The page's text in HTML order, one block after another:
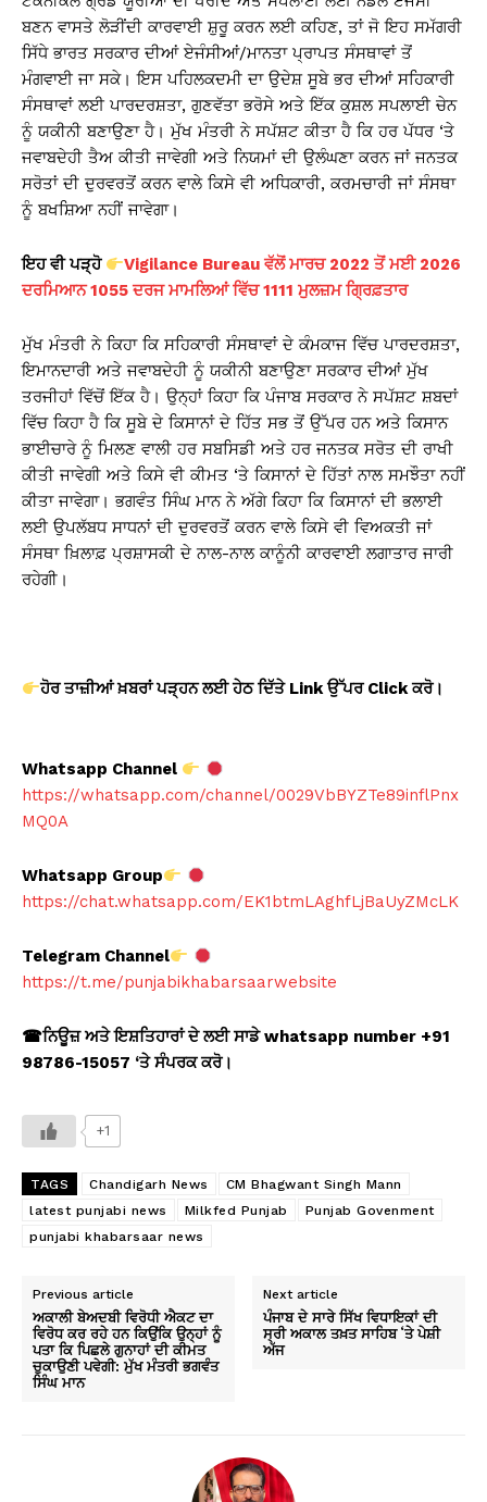
ਬਣਨ ਵਾਸਤੇ ਲੋੜੀਂਦੀ ਕਾਰਵਾਈ ਸ਼ੁਰੂ ਕਰਨ ਲਈ ਕਹਿਣ, ਤਾਂ ਜੋ ਇਹ ਸਮੱਗਰੀ
ਸਿੱਧੇ ਭਾਰਤ ਸਰਕਾਰ ਦੀਆਂ ਏਜੰਸੀਆਂ/ਮਾਨਤਾ ਪ੍ਰਾਪਤ ਸੰਸਥਾਵਾਂ ਤੋਂ
ਮੰਗਵਾਈ ਜਾ ਸਕੇ। ਇਸ ਪਹਿਲਕਦਮੀ ਦਾ ਉਦੇਸ਼ ਸੂਬੇ ਭਰ ਦੀਆਂ ਸਹਿਕਾਰੀ
ਸੰਸਥਾਵਾਂ ਲਈ ਪਾਰਦਰਸ਼ਤਾ, ਗੁਣਵੱਤਾ ਭਰੋਸੇ ਅਤੇ ਇੱਕ ਕੁਸ਼ਲ ਸਪਲਾਈ ਚੇਨ
ਨੂੰ ਯਕੀਨੀ ਬਣਾਉਣਾ ਹੈ। ਮੁੱਖ ਮੰਤਰੀ ਨੇ ਸਪੱਸ਼ਟ ਕੀਤਾ ਹੈ ਕਿ ਹਰ ਪੱਧਰ ‘ਤੇ
ਜਵਾਬਦੇਹੀ ਤੈਅ ਕੀਤੀ ਜਾਵੇਗੀ ਅਤੇ ਨਿਯਮਾਂ ਦੀ ਉਲੰਘਣਾ ਕਰਨ ਜਾਂ ਜਨਤਕ
ਸਰੋਤਾਂ ਦੀ ਦੁਰਵਰਤੋਂ ਕਰਨ ਵਾਲੇ ਕਿਸੇ ਵੀ ਅਧਿਕਾਰੀ, ਕਰਮਚਾਰੀ ਜਾਂ ਸੰਸਥਾ
ਨੂੰ ਬਖਸ਼ਿਆ ਨਹੀਂ ਜਾਵੇਗਾ।
ਇਹ ਵੀ ਪੜ੍ਹੋ
Vigilance Bureau ਵੱਲੋਂ ਮਾਰਚ 2022 ਤੋਂ ਮਈ 2026
ਦਰਮਿਆਨ 1055 ਦਰਜ ਮਾਮਲਿਆਂ ਵਿੱਚ 1111 ਮੁਲਜ਼ਮ ਗ੍ਰਿਫ਼ਤਾਰ
ਮੁੱਖ ਮੰਤਰੀ ਨੇ ਕਿਹਾ ਕਿ ਸਹਿਕਾਰੀ ਸੰਸਥਾਵਾਂ ਦੇ ਕੰਮਕਾਜ ਵਿੱਚ ਪਾਰਦਰਸ਼ਤਾ,
ਇਮਾਨਦਾਰੀ ਅਤੇ ਜਵਾਬਦੇਹੀ ਨੂੰ ਯਕੀਨੀ ਬਣਾਉਣਾ ਸਰਕਾਰ ਦੀਆਂ ਮੁੱਖ
ਤਰਜੀਹਾਂ ਵਿੱਚੋਂ ਇੱਕ ਹੈ। ਉਨ੍ਹਾਂ ਕਿਹਾ ਕਿ ਪੰਜਾਬ ਸਰਕਾਰ ਨੇ ਸਪੱਸ਼ਟ ਸ਼ਬਦਾਂ
ਵਿੱਚ ਕਿਹਾ ਹੈ ਕਿ ਸੂਬੇ ਦੇ ਕਿਸਾਨਾਂ ਦੇ ਹਿੱਤ ਸਭ ਤੋਂ ਉੱਪਰ ਹਨ ਅਤੇ ਕਿਸਾਨ
ਭਾਈਚਾਰੇ ਨੂੰ ਮਿਲਣ ਵਾਲੀ ਹਰ ਸਬਸਿਡੀ ਅਤੇ ਹਰ ਜਨਤਕ ਸਰੋਤ ਦੀ ਰਾਖੀ
ਕੀਤੀ ਜਾਵੇਗੀ ਅਤੇ ਕਿਸੇ ਵੀ ਕੀਮਤ ‘ਤੇ ਕਿਸਾਨਾਂ ਦੇ ਹਿੱਤਾਂ ਨਾਲ ਸਮਝੌਤਾ ਨਹੀਂ
ਕੀਤਾ ਜਾਵੇਗਾ। ਭਗਵੰਤ ਸਿੰਘ ਮਾਨ ਨੇ ਅੱਗੇ ਕਿਹਾ ਕਿ ਕਿਸਾਨਾਂ ਦੀ ਭਲਾਈ
ਲਈ ਉਪਲੱਬਧ ਸਾਧਨਾਂ ਦੀ ਦੁਰਵਰਤੋਂ ਕਰਨ ਵਾਲੇ ਕਿਸੇ ਵੀ ਵਿਅਕਤੀ ਜਾਂ
ਸੰਸਥਾ ਖ਼ਿਲਾਫ਼ ਪ੍ਰਸ਼ਾਸਕੀ ਦੇ ਨਾਲ-ਨਾਲ ਕਾਨੂੰਨੀ ਕਾਰਵਾਈ ਲਗਾਤਾਰ ਜਾਰੀ
ਰਹੇਗੀ।
ਹੋਰ ਤਾਜ਼ੀਆਂ ਖ਼ਬਰਾਂ ਪੜ੍ਹਨ ਲਈ ਹੇਠ ਦਿੱਤੇ Linkਉੱਪਰ Clickਕਰੋ।
Whatsapp Channel
https://whatsapp.com/channel/0029VbBYZTe89inflPnx
MQ0A
Whatsapp Group
https://chat.whatsapp.com/EK1btmLAghfLjBaUyZMcLK
Telegram Channel
https://t.me/punjabikhabarsaarwebsite
☎ਨਿਊਜ਼ ਅਤੇ ਇਸ਼ਤਿਹਾਰਾਂ ਦੇ ਲਈ ਸਾਡੇ whatsapp number +91
98786-15057 ‘ਤੇ ਸੰਪਰਕ ਕਰੋ।
+1
TAGS Chandigarh News
CM Bhagwant Singh Mann
latest punjabi news
Milkfed Punjab
Punjab Govenment
punjabi khabarsaar news
Previous article
ਅਕਾਲੀ ਬੇਅਦਬੀ ਵਿਰੋਧੀ ਐਕਟ ਦਾ
ਵਿਰੋਧ ਕਰ ਰਹੇ ਹਨ ਕਿਉਂਕਿ ਉਨ੍ਹਾਂ ਨੂੰ
ਪਤਾ ਕਿ ਪਿਛਲੇ ਗੁਨਾਹਾਂ ਦੀ ਕੀਮਤ
ਚੁਕਾਉਣੀ ਪਵੇਗੀ: ਮੁੱਖ ਮੰਤਰੀ ਭਗਵੰਤ
ਸਿੰਘ ਮਾਨ
Next article
ਪੰਜਾਬ ਦੇ ਸਾਰੇ ਸਿੱਖ ਵਿਧਾਇਕਾਂ ਦੀ
ਸ੍ਰੀ ਅਕਾਲ ਤਖ਼ਤ ਸਾਹਿਬ ‘ਤੇ ਪੇਸ਼ੀ
ਅੱਜ